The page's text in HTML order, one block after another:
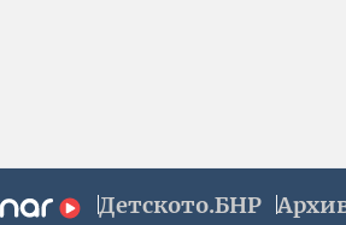
Детското.БНР